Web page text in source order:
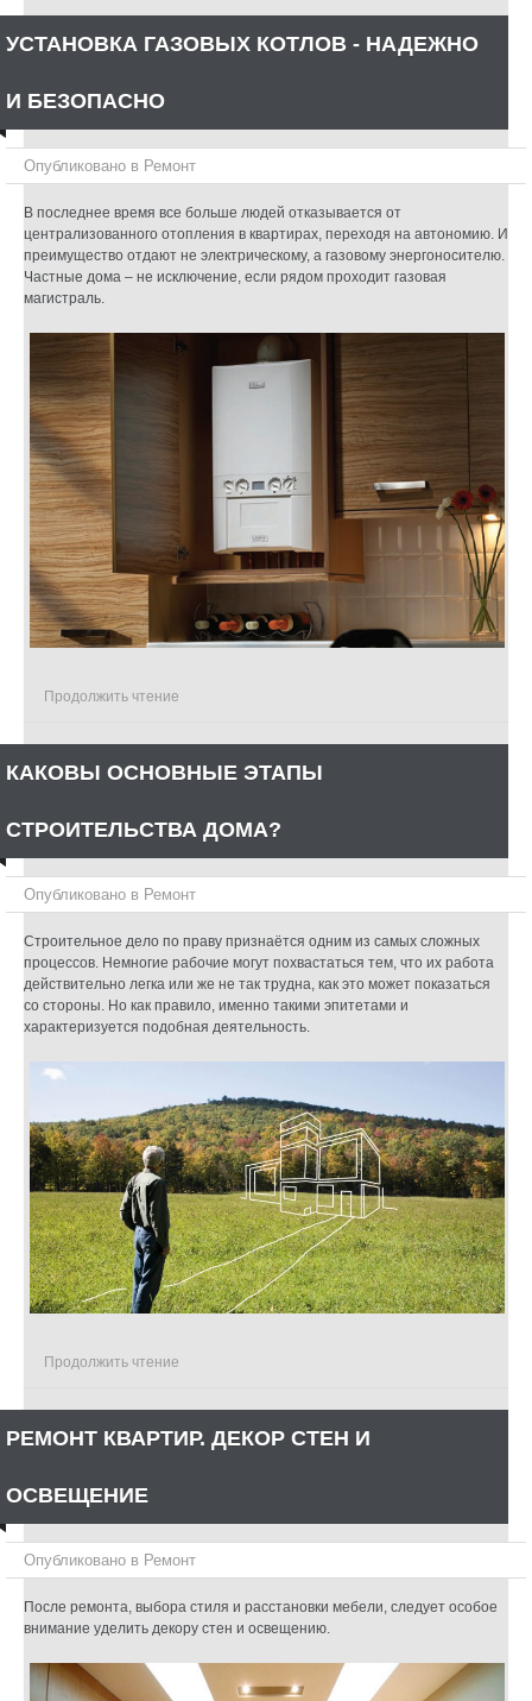
УСТАНОВКА ГАЗОВЫХ КОТЛОВ - НАДЕЖНО
И БЕЗОПАСНО
Опубликовано в Ремонт
В последнее время все больше людей отказывается от
централизованного отопления в квартирах, переходя на автономию. И
преимущество отдают не электрическому, а газовому энергоносителю.
Частные дома – не исключение, если рядом проходит газовая
магистраль.
Продолжить чтение
КАКОВЫ ОСНОВНЫЕ ЭТАПЫ
СТРОИТЕЛЬСТВА ДОМА?
Опубликовано в Ремонт
Строительное дело по праву признаётся одним из самых сложных
процессов. Немногие рабочие могут похвастаться тем, что их работа
действительно легка или же не так трудна, как это может показаться
со стороны. Но как правило, именно такими эпитетами и
характеризуется подобная деятельность.
Продолжить чтение
РЕМОНТ КВАРТИР. ДЕКОР СТЕН И
ОСВЕЩЕНИЕ
Опубликовано в Ремонт
После ремонта, выбора стиля и расстановки мебели, следует особое
внимание уделить декору стен и освещению.